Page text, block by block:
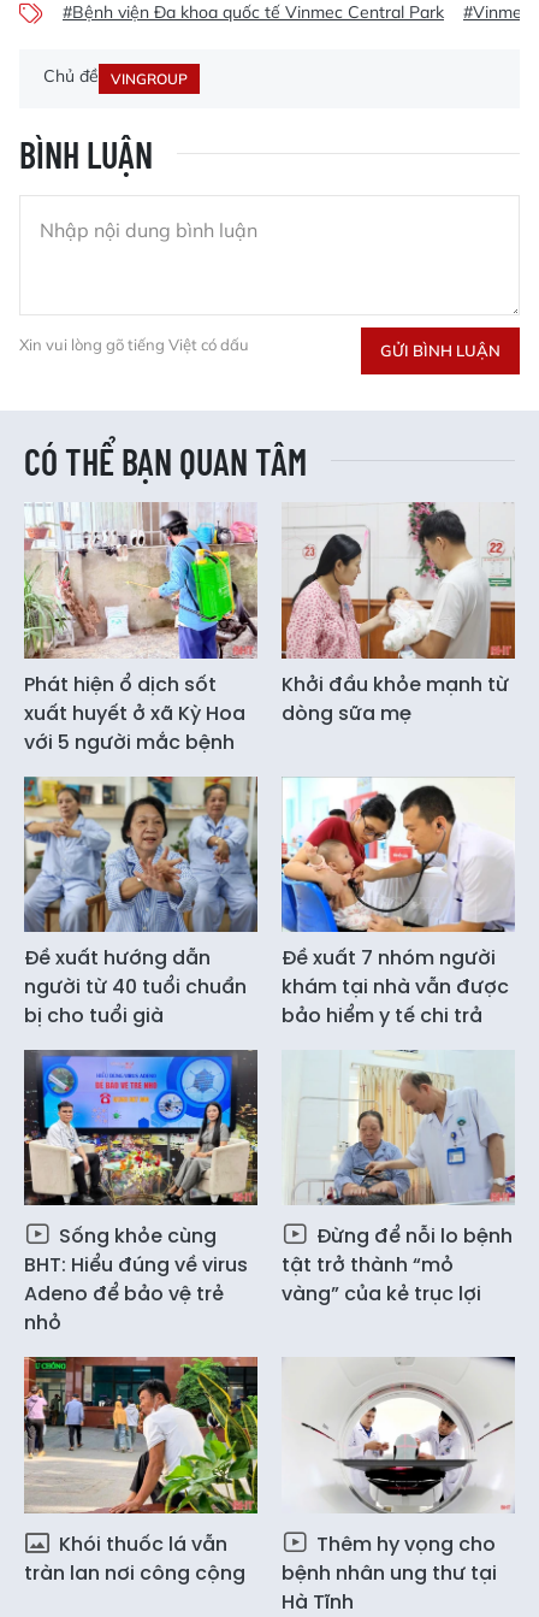
#Bệnh viện Đa khoa quốc tế Vinmec Central Park #Vinmec
Chủ đề VINGROUP
BÌNH LUẬN
Xin vui lòng gõ tiếng Việt có dấu GỬI BÌNH LUẬN
CÓ THỂ BẠN QUAN TÂM
Phát hiện ổ dịch sốt
xuất huyết ở xã Kỳ Hoa
với 5 người mắc bệnh
Khởi đầu khỏe mạnh từ
dòng sữa mẹ
Đề xuất hướng dẫn
người từ 40 tuổi chuẩn
bị cho tuổi già
Đề xuất 7 nhóm người
khám tại nhà vẫn được
bảo hiểm y tế chi trả
Sống khỏe cùng
BHT: Hiểu đúng về virus
Adeno để bảo vệ trẻ
nhỏ
Đừng để nỗi lo bệnh
tật trở thành “mỏ
vàng” của kẻ trục lợi
Khói thuốc lá vẫn
tràn lan nơi công cộng
Thêm hy vọng cho
bệnh nhân ung thư tại
Hà Tĩnh